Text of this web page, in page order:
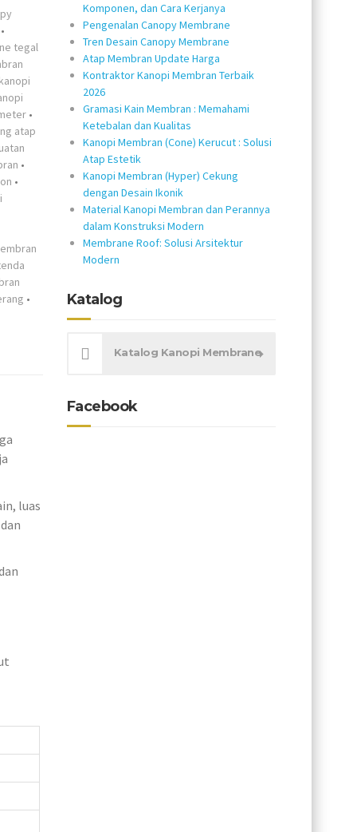
•
tegal
•
atap
•
•
•
luas
Komponen, dan Cara Kerjanya
Pengenalan Canopy Membrane
Tren Desain Canopy Membrane
Atap Membran Update Harga
Kontraktor Kanopi Membran Terbaik
2026
Gramasi Kain Membran : Memahami
Ketebalan dan Kualitas
Kanopi Membran (Cone) Kerucut : Solusi
Atap Estetik
Kanopi Membran (Hyper) Cekung
dengan Desain Ikonik
Material Kanopi Membran dan Perannya
dalam Konstruksi Modern
Membrane Roof: Solusi Arsitektur
Modern
Katalog
Katalog Kanopi Membrane
Facebook